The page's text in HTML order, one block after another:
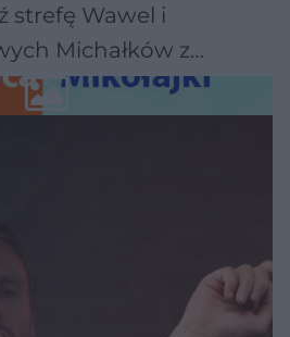
strefę Wawel i
Michałków z